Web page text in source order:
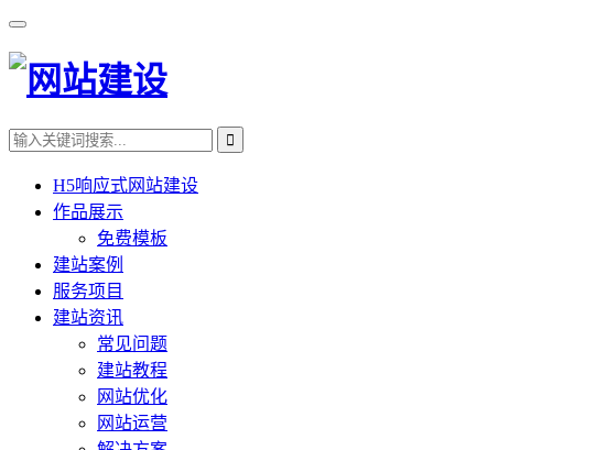
H5响应式网站建设
作品展示
免费模板
建站案例
服务项目
建站资讯
常见问题
建站教程
网站优化
网站运营